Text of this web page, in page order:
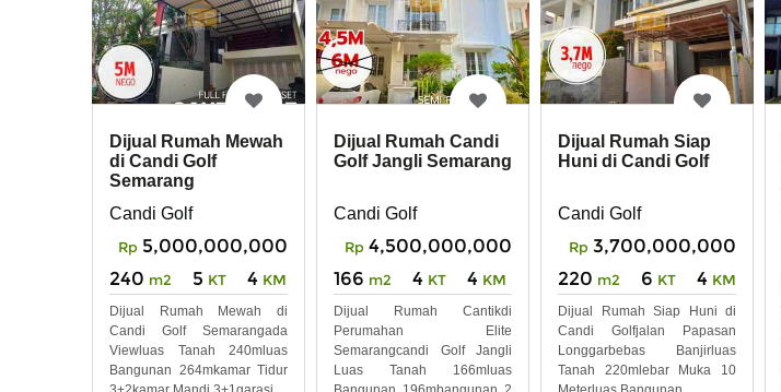
Dijual Rumah Mewah
di Candi Golf
Semarang
Candi Golf
Rp 5,000,000,000
240 m2 5 KT 4 KM
Dijual Rumah Mewah di
Candi Golf Semarangada
Viewluas Tanah 240mluas
Bangunan 264mkamar Tidur
Dijual Rumah Candi
Golf Jangli Semarang
Candi Golf
Rp 4,500,000,000
166 m2 4 KT 4 KM
Dijual Rumah Cantikdi
Perumahan Elite
Semarangcandi Golf Jangli
Luas Tanah 166mluas
Dijual Rumah Siap
Huni di Candi Golf
Candi Golf
Rp 3,700,000,000
220 m2 6 KT 4 KM
Dijual Rumah Siap Huni di
Candi Golfjalan Papasan
Longgarbebas Banjirluas
Tanah 220mlebar Muka 10